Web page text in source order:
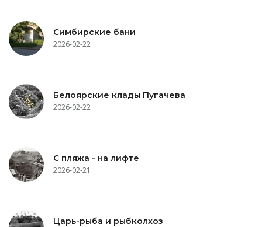
Симбирские бани
2026-02-22
Белоярские клады Пугачева
2026-02-22
С пляжа - на лифте
2026-02-21
Царь-рыба и рыбколхоз